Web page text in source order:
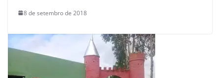
8 de setembro de 2018